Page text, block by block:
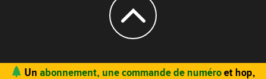
© 2004 - 2026 CARNETS D’AVENTURES
Un abonnement, une commande de numéroet hop,